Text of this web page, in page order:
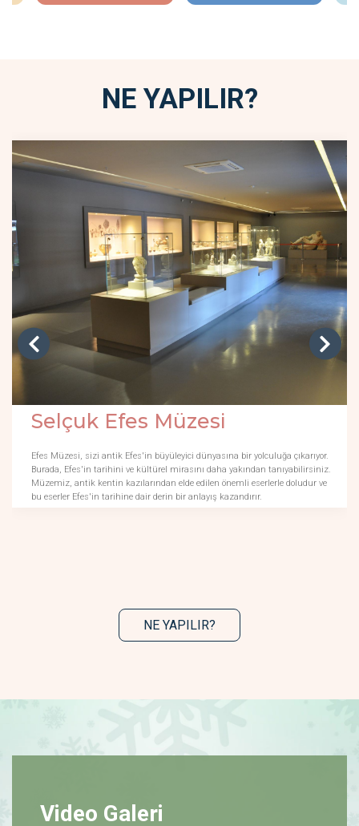
NE YAPILIR?
Selçuk Efes Müzesi
Efes Müzesi, sizi antik Efes'in büyüleyici dünyasına bir yolculuğa çıkarıyor.
Burada, Efes'in tarihini ve kültürel mirasını daha yakından tanıyabilirsiniz.
Müzemiz, antik kentin kazılarından elde edilen önemli eserlerle doludur ve
bu eserler Efes'in tarihine dair derin bir anlayış kazandırır.
NE YAPILIR?
Video Galeri